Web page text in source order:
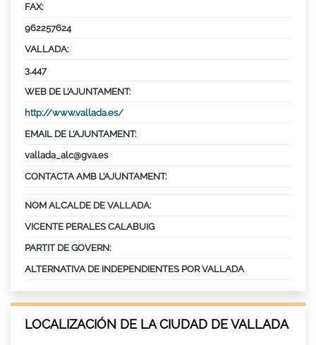
FAX:
962257624
VALLADA:
3,447
WEB DE L’AJUNTAMENT:
http://www.vallada.es/
EMAIL DE L’AJUNTAMENT:
vallada_alc@gva.es
CONTACTA AMB L’AJUNTAMENT:
NOM ALCALDE DE VALLADA:
VICENTE PERALES CALABUIG
PARTIT DE GOVERN:
ALTERNATIVA DE INDEPENDIENTES POR VALLADA
LOCALIZACIÓN DE LA CIUDAD DE VALLADA